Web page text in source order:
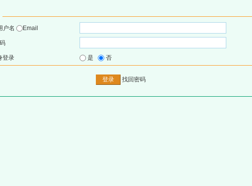
户名
Email
登录 是 否
找回密码